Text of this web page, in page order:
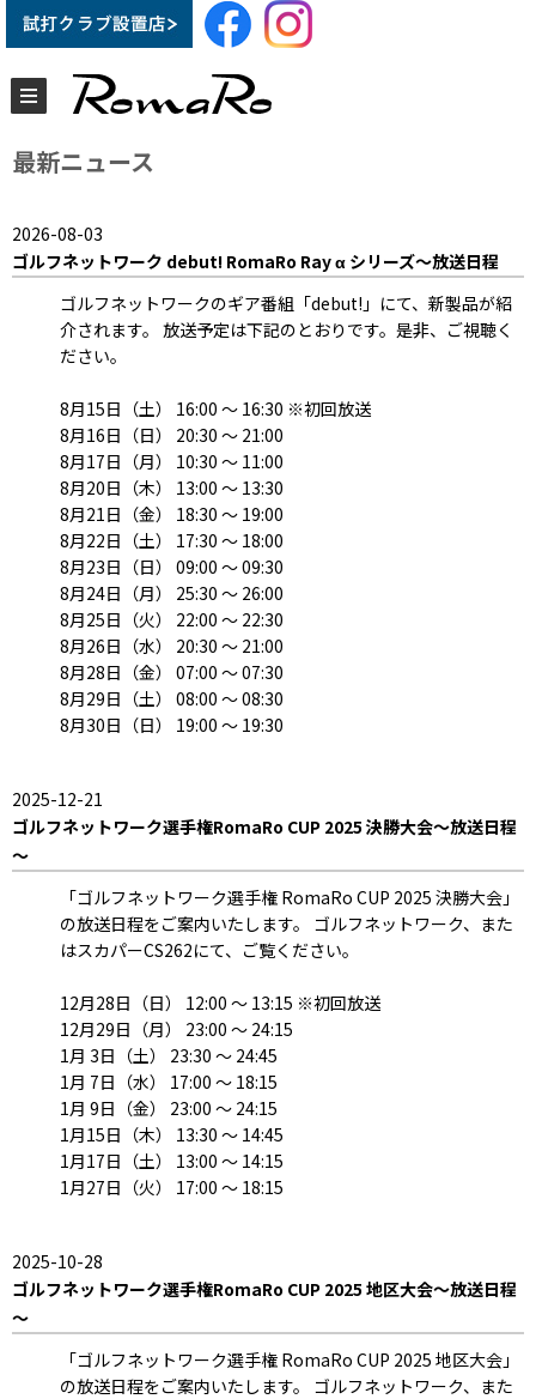
最新ニュース
2026-08-03
ゴルフネットワーク debut! RomaRo Ray α シリーズ～放送日程
ゴルフネットワークのギア番組「debut!」にて、新製品が紹
介されます。 放送予定は下記のとおりです。是非、ご視聴く
ださい。
8月15日（土） 16:00 ～ 16:30 ※初回放送
8月16日（日） 20:30 ～ 21:00
8月17日（月） 10:30 ～ 11:00
8月20日（木） 13:00 ～ 13:30
8月21日（金） 18:30 ～ 19:00
8月22日（土） 17:30 ～ 18:00
8月23日（日） 09:00 ～ 09:30
8月24日（月） 25:30 ～ 26:00
8月25日（火） 22:00 ～ 22:30
8月26日（水） 20:30 ～ 21:00
8月28日（金） 07:00 ～ 07:30
8月29日（土） 08:00 ～ 08:30
8月30日（日） 19:00 ～ 19:30
2025-12-21
ゴルフネットワーク選手権RomaRo CUP 2025 決勝大会～放送日程
～
「ゴルフネットワーク選手権 RomaRo CUP 2025 決勝大会」
の放送日程をご案内いたします。 ゴルフネットワーク、また
はスカパーCS262にて、ご覧ください。
12月28日（日） 12:00 ～ 13:15 ※初回放送
12月29日（月） 23:00 ～ 24:15
1月 3日（土） 23:30 ～ 24:45
1月 7日（水） 17:00 ～ 18:15
1月 9日（金） 23:00 ～ 24:15
1月15日（木） 13:30 ～ 14:45
1月17日（土） 13:00 ～ 14:15
1月27日（火） 17:00 ～ 18:15
2025-10-28
ゴルフネットワーク選手権RomaRo CUP 2025 地区大会～放送日程
～
「ゴルフネットワーク選手権 RomaRo CUP 2025 地区大会」
の放送日程をご案内いたします。 ゴルフネットワーク、また